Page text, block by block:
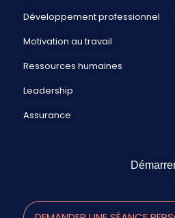
Développement professionnel
Motivation au travail
Ressources humaines
Leadership
Assurance